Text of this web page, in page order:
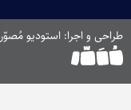
طراحی و اجرا: استودیو مُصوّر